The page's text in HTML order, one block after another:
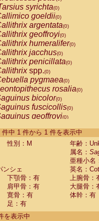
syrichta(0)
goeldii(0)
argentata(0)
geoffroyi(0)
humeralifer(0)
jacchus(0)
penicillata(0)
spp.(0)
pygmaea(0)
rosalia(0)
bicolor(0)
fuscicollis(0)
geoffroyi(0)
labiatus(0)
Saguinus leucopus (0)
nigricollis (0)
Saguinus oedipus
Saguinus weddelli
Saguinusspp.
Aotus trivirgatus
albifrons
件中 1 件から 1 件を表示中
性別：M
年齢：
属名：
亜種小名
ンシェ
英名：
下顎骨：有
上腕骨：
肩甲骨：有
大腿骨：
寛骨：有
体幹：有
足：有
を表示中